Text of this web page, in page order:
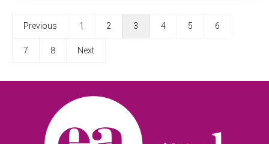
Previous 1 2 3 4 5 6
7 8 Next